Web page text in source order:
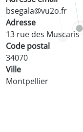
bsegala@vu2o.fr
Adresse
13 rue des Muscaris
Code postal
34070
Ville
Montpellier